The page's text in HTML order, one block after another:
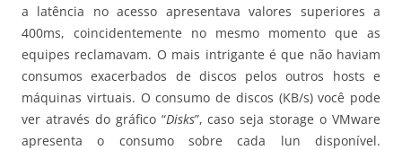
a latência no acesso apresentava valores superiores a
400ms, coincidentemente no mesmo momento que as
equipes reclamavam. O mais intrigante é que não haviam
consumos exacerbados de discos pelos outros hosts e
máquinas virtuais. O consumo de discos (KB/s) você pode
ver através do gráfico “Disks”, caso seja storage o VMware
apresenta o consumo sobre cada lun disponível.